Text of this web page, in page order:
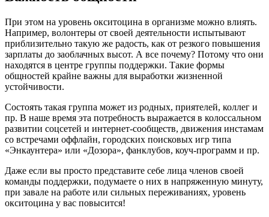
При этом на уровень окситоцина в организме можно влиять.
Например, волонтеры от своей деятельности испытывают
приблизительно такую же радость, как от резкого повышения
зарплаты до заоблачных высот. А все почему? Потому что они
находятся в центре группы поддержки. Такие формы
общностей крайне важны для выработки жизненной
устойчивости.
Состоять такая группа может из родных, приятелей, коллег и
пр. В наше время эта потребность выражается в колоссальном
развитии соцсетей и интернет-сообществ, движения инстамам
со встречами оффлайн, городских поисковых игр типа
«Энкаунтера» или «Дозора», фанклубов, коуч-программ и пр.
Даже если вы просто представите себе лица членов своей
команды поддержки, подумаете о них в напряженную минуту,
при завале на работе или сильных переживаниях, уровень
окситоцина у вас повысится!